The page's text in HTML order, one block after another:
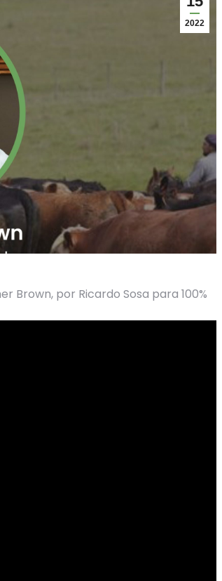
2022
por Ricardo Sosa para 100%